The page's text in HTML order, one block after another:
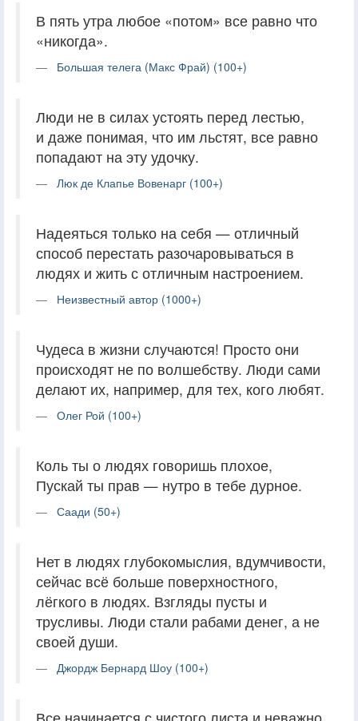
В пять утра любое «потом» все равно что
«никогда».
Большая телега (Макс Фрай) (100+)
Люди не в силах устоять перед лестью,
и даже понимая, что им льстят, все равно
попадают на эту удочку.
Люк де Клапье Вовенарг (100+)
Надеяться только на себя — отличный
способ перестать разочаровываться в
людях и жить с отличным настроением.
Неизвестный автор (1000+)
Чудеса в жизни случаются! Просто они
происходят не по волшебству. Люди сами
делают их, например, для тех, кого любят.
Олег Рой (100+)
Коль ты о людях говоришь плохое,
Пускай ты прав — нутро в тебе дурное.
Саади (50+)
Нет в людях глубокомыслия, вдумчивости,
сейчас всё больше поверхностного,
лёгкого в людях. Взгляды пусты и
трусливы. Люди стали рабами денег, а не
своей души.
Джордж Бернард Шоу (100+)